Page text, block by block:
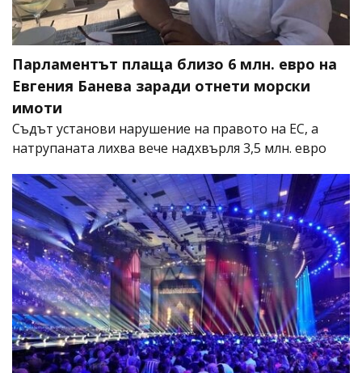
Парламентът плаща близо 6 млн. евро на
Евгения Банева заради отнети морски
имоти
Съдът установи нарушение на правото на ЕС, а
натрупаната лихва вече надхвърля 3,5 млн. евро